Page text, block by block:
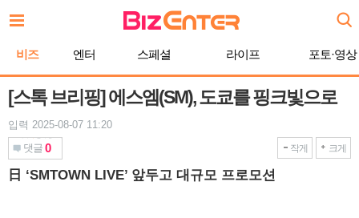
문
기
비즈 엔터 스페셜 라이프 포토·영상
[스톡 브리핑] 에스엠(SM), 도쿄를 핑크빛으로
입력 2025-08-07 11:20
댓글 0 작게 크게
日 ‘SMTOWN LIVE’ 앞두고 대규모 프로모션